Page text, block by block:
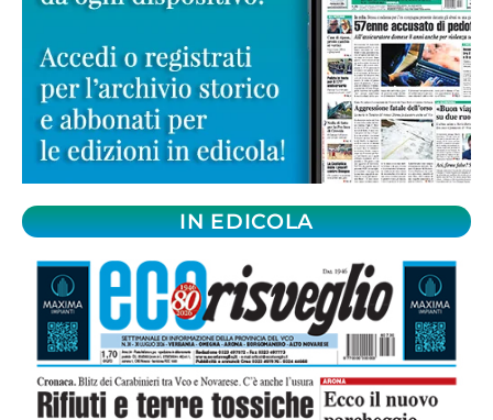
IN EDICOLA